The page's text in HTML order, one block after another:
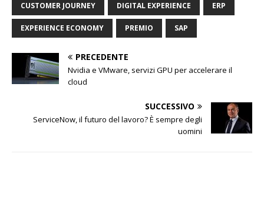
CUSTOMER JOURNEY DIGITAL EXPERIENCE ERP
EXPERIENCE ECONOMY PREMIO SAP
PRECEDENTE
Nvidia e VMware, servizi GPU per accelerare il
cloud
SUCCESSIVO
ServiceNow, il futuro del lavoro? È sempre degli
uomini